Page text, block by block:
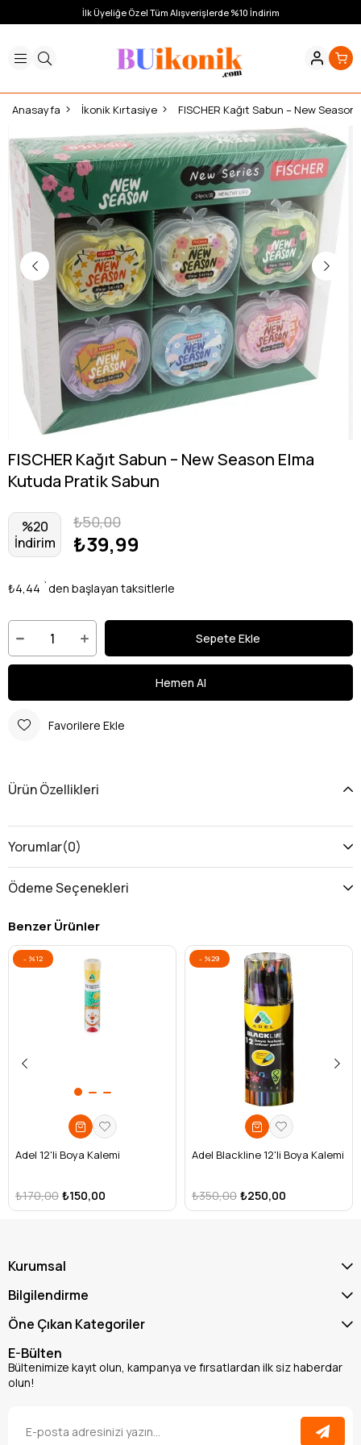
İlk Üyeliğe Özel Tüm Alışverişlerde %10 İndirim
Anasayfa İkonik Kırtasiye
FISCHER Kağıt Sabun – New Season Elma
Kutuda Pratik Sabun
%20
İndirim
₺50,00
₺39,99
₺4,44 `den başlayan taksitlerle
Favorilere Ekle
Ürün Özellikleri
Yorumlar(0)
Ödeme Seçenekleri
Benzer Ürünler
Adel 12'li Boya Kalemi
₺150,00
₺170,00
%12
Adel Blackline 12'li Boya Kalemi
₺250,00
₺350,00
%29
Kurumsal
Bilgilendirme
Öne Çıkan Kategoriler
E-Bülten
Bültenimize kayıt olun, kampanya ve fırsatlardan ilk siz haberdar
olun!